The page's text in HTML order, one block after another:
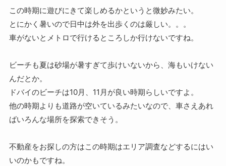
この時期に遊びにきて楽しめるかというと微妙みたい。
とにかく暑いので日中は外を出歩くのは厳しい。。。
車がないとメトロで行けるところしか行けないですね。
ビーチも夏は砂場が暑すぎて歩けいないから、海もいけない
んだとか。
ドバイのビーチは10月、11月が良い時期らしいですよ。
他の時期よりも道路が空いているみたいなので、車さえあれ
ばいろんな場所を探索できそう。
不動産をお探しの方はこの時期はエリア調査などするにはい
いのかもですね。